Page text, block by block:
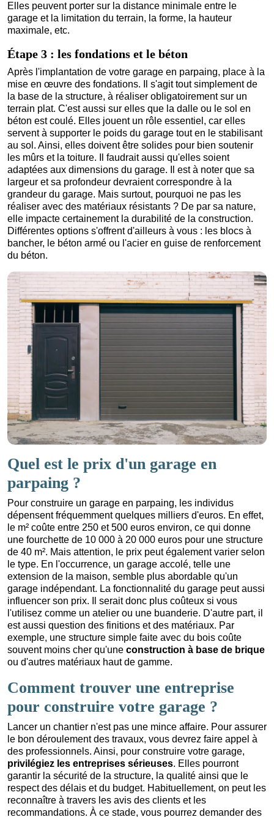
Elles peuvent porter sur la distance minimale entre le
garage et la limitation du terrain, la forme, la hauteur
maximale, etc.
Étape 3 : les fondations et le béton
Après l'implantation de votre garage en parpaing, place à la
mise en œuvre des fondations. Il s'agit tout simplement de
la base de la structure, à réaliser obligatoirement sur un
terrain plat. C'est aussi sur elles que la dalle ou le sol en
béton est coulé. Elles jouent un rôle essentiel, car elles
servent à supporter le poids du garage tout en le stabilisant
au sol. Ainsi, elles doivent être solides pour bien soutenir
les mûrs et la toiture. Il faudrait aussi qu'elles soient
adaptées aux dimensions du garage. Il est à noter que sa
largeur et sa profondeur devraient correspondre à la
grandeur du garage. Mais surtout, pourquoi ne pas les
réaliser avec des matériaux résistants ? De par sa nature,
elle impacte certainement la durabilité de la construction.
Différentes options s'offrent d'ailleurs à vous : les blocs à
bancher, le béton armé ou l'acier en guise de renforcement
du béton.
Quel est le prix d'un garage en
parpaing ?
Pour construire un garage en parpaing, les individus
dépensent fréquemment quelques milliers d'euros. En effet,
le m² coûte entre 250 et 500 euros environ, ce qui donne
une fourchette de 10 000 à 20 000 euros pour une structure
de 40 m². Mais attention, le prix peut également varier selon
le type. En l'occurrence, un garage accolé, telle une
extension de la maison, semble plus abordable qu'un
garage indépendant. La fonctionnalité du garage peut aussi
influencer son prix. Il serait donc plus coûteux si vous
l'utilisez comme un atelier ou une buanderie. D'autre part, il
est aussi question des finitions et des matériaux. Par
exemple, une structure simple faite avec du bois coûte
souvent moins cher qu'une construction à base de brique
ou d'autres matériaux haut de gamme.
Comment trouver une entreprise
pour construire votre garage ?
Lancer un chantier n'est pas une mince affaire. Pour assurer
le bon déroulement des travaux, vous devrez faire appel à
des professionnels. Ainsi, pour construire votre garage,
privilégiez les entreprises sérieuses. Elles pourront
garantir la sécurité de la structure, la qualité ainsi que le
respect des délais et du budget. Habituellement, on peut les
reconnaître à travers les avis des clients et les
recommandations. À ce stade, vous pourrez demander des